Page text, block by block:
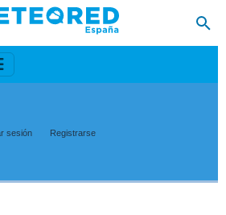
sesión Registrarse